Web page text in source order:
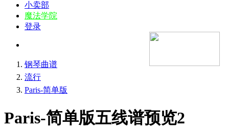
小卖部
魔法学院
登录
钢琴曲谱
流行
Paris-简单版
Paris-简单版五线谱预览2